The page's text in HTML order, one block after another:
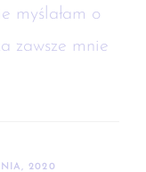
myślałam o
zawsze mnie
2020